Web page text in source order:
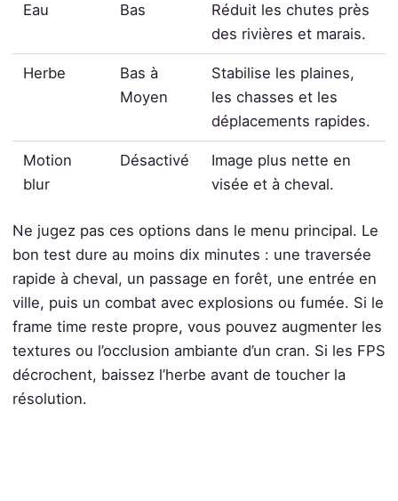
Eau Bas
Réduit les chutes près
des rivières et marais.
Herbe
Bas à
Moyen
Stabilise les plaines,
les chasses et les
déplacements rapides.
Motion
blur
Désactivé
Image plus nette en
visée et à cheval.
Ne jugez pas ces options dans le menu principal. Le
bon test dure au moins dix minutes : une traversée
rapide à cheval, un passage en forêt, une entrée en
ville, puis un combat avec explosions ou fumée. Si le
frame time reste propre, vous pouvez augmenter les
textures ou l’occlusion ambiante d’un cran. Si les FPS
décrochent, baissez l’herbe avant de toucher la
résolution.